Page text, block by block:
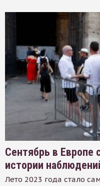
Сентябрь в
истории
Лето 2023 года стало